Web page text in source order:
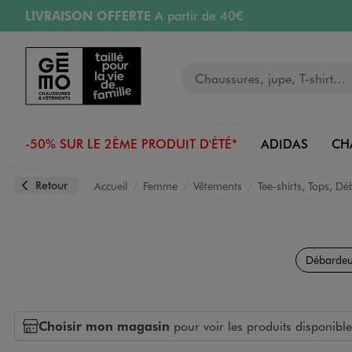
Aller au contenu principal
Aller à la navigation
LIVRAISON OFFERTE A partir de 40€
RETRAIT ET LIVRAISON OFFERTE
PAYEZ EN 3x SANS FRAIS
dès 50€
Retours OFFERTSpendant 30 jours
-50% SUR LE 2ÈME PRODUIT D'ÉTÉ* ADIDAS
Retour Accueil Femme Vêtements Tee-shirts, Tops,
Choisir mon magasin pour voir les produits